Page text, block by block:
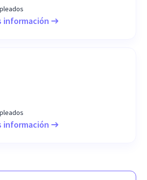
información
información